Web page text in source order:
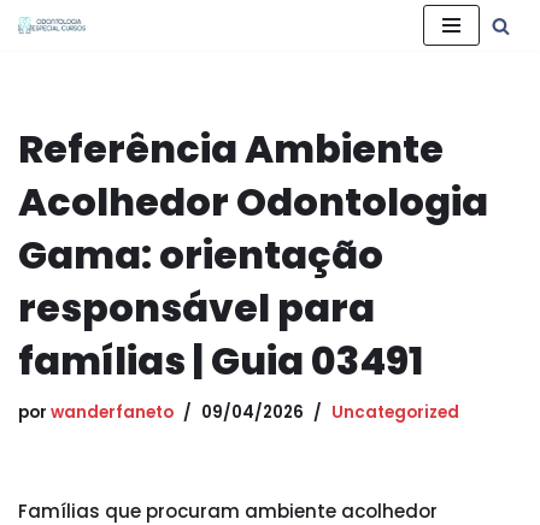
conteúdo
Referência Ambiente
Acolhedor Odontologia
Gama: orientação
responsável para
famílias | Guia 03491
por wanderfaneto 09/04/2026 Uncategorized
Famílias que procuram ambiente acolhedor